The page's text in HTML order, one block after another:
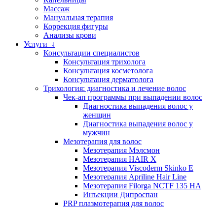
Массаж
Мануальная терапия
Коррекция фигуры
Анализы крови
Услуги ↓
Консультации специалистов
Консультация трихолога
Консультация косметолога
Консультация дерматолога
Трихология: диагностика и лечение волос
Чек-ап программы при выпадении волос
Диагностика выпадения волос у
женщин
Диагностика выпадения волос у
мужчин
Мезотерапия для волос
Мезотерапия Мэлсмон
Мезотерапия HAIR X
Мезотерапия Viscoderm Skinko E
Мезотерапия Apriline Hair Line
Мезотерапия Filorga NCTF 135 HA
Инъекции Дипроспан
PRP плазмотерапия для волос